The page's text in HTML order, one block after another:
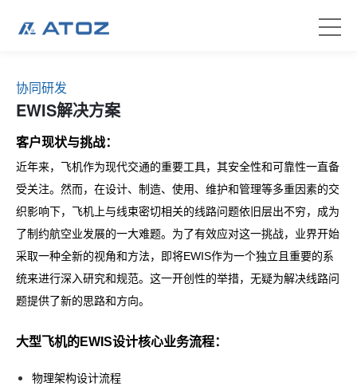
协同研发
EWIS解决方案
客户现状与挑战：
近年来，飞机作为现代交通的重要工具，其安全性和可靠性一直备
受关注。然而，在设计、制造、使用、维护和管理等多重因素的交
织影响下，飞机上与线束密切相关的线路问题依旧层出不穷，成为
了制约航空业发展的一大难题。为了有效应对这一挑战，业界开始
采取一种全新的视角和方法，即将EWIS作为一个独立且重要的系
统来进行深入研究和规范。这一开创性的举措，无疑为解决线路问
题提供了新的思路和方向。
大型飞机的EWIS设计核心业务流程：
物理架构设计流程